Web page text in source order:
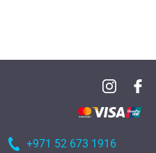
+971 52 673 1916